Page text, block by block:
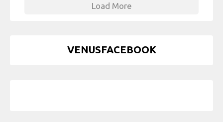
Load More
VENUSFACEBOOK